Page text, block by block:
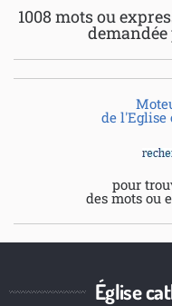
1008 mots ou
de l'Eglise
pour
des mots ou
Église